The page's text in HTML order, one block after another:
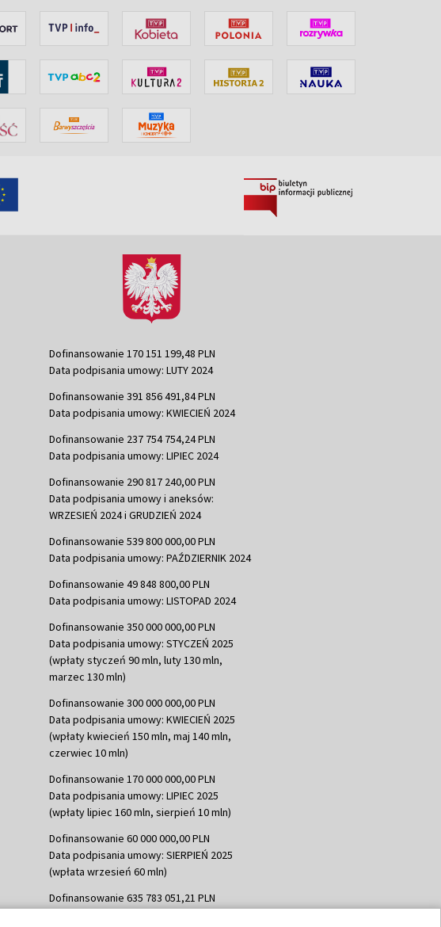
Dofinansowanie 170 151 199,48 PLN
Data podpisania umowy: LUTY 2024
Dofinansowanie 391 856 491,84 PLN
Data podpisania umowy: KWIECIEŃ 2024
Dofinansowanie 237 754 754,24 PLN
Data podpisania umowy: LIPIEC 2024
Dofinansowanie 290 817 240,00 PLN
Data podpisania umowy i aneksów:
WRZESIEŃ 2024 i GRUDZIEŃ 2024
Dofinansowanie 539 800 000,00 PLN
Data podpisania umowy: PAŹDZIERNIK 2024
Dofinansowanie 49 848 800,00 PLN
Data podpisania umowy: LISTOPAD 2024
Dofinansowanie 350 000 000,00 PLN
Data podpisania umowy: STYCZEŃ 2025
(wpłaty styczeń 90 mln, luty 130 mln,
marzec 130 mln)
Dofinansowanie 300 000 000,00 PLN
Data podpisania umowy: KWIECIEŃ 2025
(wpłaty kwiecień 150 mln, maj 140 mln,
czerwiec 10 mln)
Dofinansowanie 170 000 000,00 PLN
Data podpisania umowy: LIPIEC 2025
(wpłaty lipiec 160 mln, sierpień 10 mln)
Dofinansowanie 60 000 000,00 PLN
Data podpisania umowy: SIERPIEŃ 2025
(wpłata wrzesień 60 mln)
Dofinansowanie 635 783 051,21 PLN